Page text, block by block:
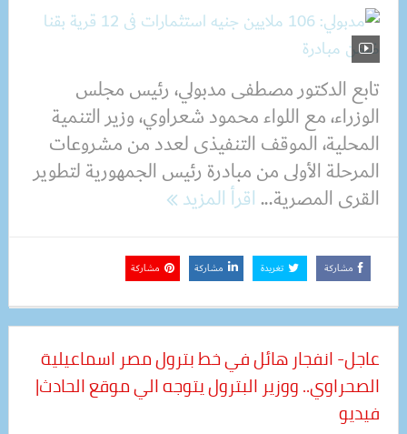
تابع الدكتور مصطفى مدبولي، رئيس مجلس
الوزراء، مع اللواء محمود شعراوي، وزير التنمية
المحلية، الموقف التنفيذى لعدد من مشروعات
المرحلة الأولى من مبادرة رئيس الجمهورية لتطوير
القرى المصرية...اقرأ المزيد
مشاركة تغريدة مشاركة مشاركة
عاجل- انفجار هائل في خط بترول مصر اسماعيلية
الصحراوي.. ووزير البترول يتوجه الي موقع الحادث|
فيديو